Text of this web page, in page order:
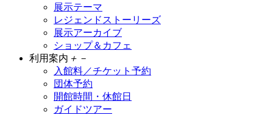
展示テーマ
レジェンドストーリーズ
展示アーカイブ
ショップ＆カフェ
利用案内 ＋ －
入館料／チケット予約
団体予約
開館時間・休館日
ガイドツアー